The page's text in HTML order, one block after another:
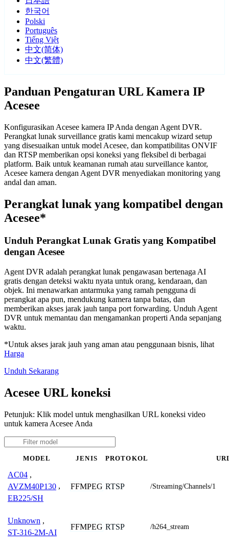
한국어
Polski
Português
Tiếng Việt
中文(简体)
中文(繁體)
Panduan Pengaturan URL Kamera IP
Acesee
Konfigurasikan Acesee kamera IP Anda dengan Agent DVR.
Perangkat lunak surveillance gratis kami mencakup wizard setup
yang disesuaikan untuk model Acesee, dan kompatibilitas ONVIF
dan RTSP memberikan opsi koneksi yang fleksibel di berbagai
platform. Baik untuk keamanan rumah atau surveillance kantor,
Acesee kamera dengan Agent DVR menyediakan monitoring yang
andal dan aman.
Perangkat lunak yang kompatibel dengan
Acesee*
Unduh Perangkat Lunak Gratis yang Kompatibel
dengan Acesee
Agent DVR adalah perangkat lunak pengawasan bertenaga AI
gratis dengan deteksi waktu nyata untuk orang, kendaraan, dan
objek. Ini menawarkan antarmuka yang ramah pengguna di
perangkat apa pun, mendukung kamera tanpa batas, dan
memberikan akses jarak jauh tanpa port forwarding. Unduh Agent
DVR untuk memantau dan mengamankan properti Anda sepanjang
waktu.
*Untuk akses jarak jauh yang aman atau penggunaan bisnis, lihat
Harga
Unduh Sekarang
Acesee URL koneksi
Petunjuk: Klik model untuk menghasilkan URL koneksi video
untuk kamera Acesee Anda
MODEL JENIS PROTOKOL
AC04 ,
AVZM40P130 ,
EB225/SH
FFMPEG RTSP /Streaming/Channels/1
Unknown ,
ST-316-2M-AI
FFMPEG RTSP /h264_stream